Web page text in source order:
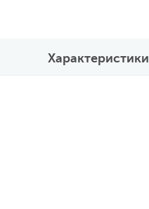
Характеристики